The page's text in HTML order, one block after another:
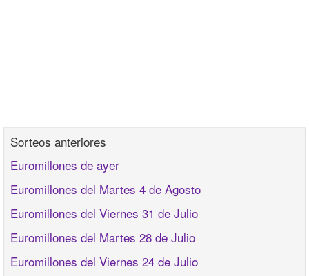
Sorteos anteriores
Euromillones de ayer
Euromillones del Martes 4 de Agosto
Euromillones del Viernes 31 de Julio
Euromillones del Martes 28 de Julio
Euromillones del Viernes 24 de Julio